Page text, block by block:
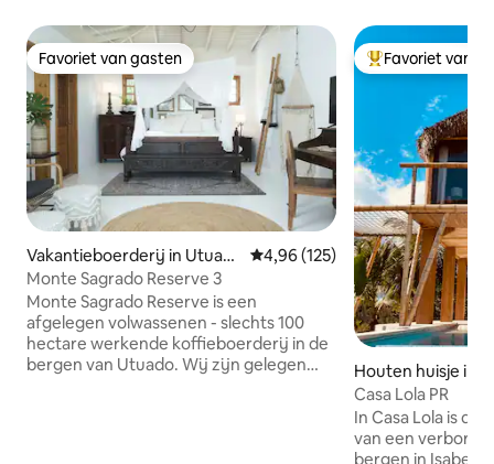
Favoriet van gasten
Favoriet van gasten
Vakantieboerderij in Utuad
o
Gemiddelde beoordeling van
4,96 (125)
Monte Sagrado Reserve 3
Monte Sagrado Reserve is een
afgelegen volwassenen - slechts 100
hectare werkende koffieboerderij in de
bergen van Utuado. Wij zijn gelegen
Topfavoriet van
Favoriet van
Houten huisje in
Casa Lola PR
In Casa Lola is
van een
bergen in